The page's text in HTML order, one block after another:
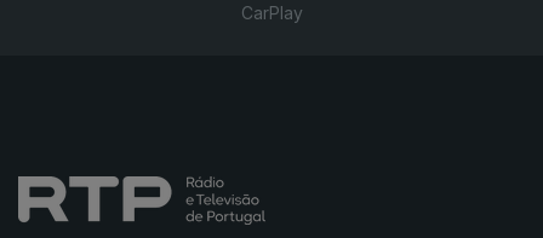
CarPlay